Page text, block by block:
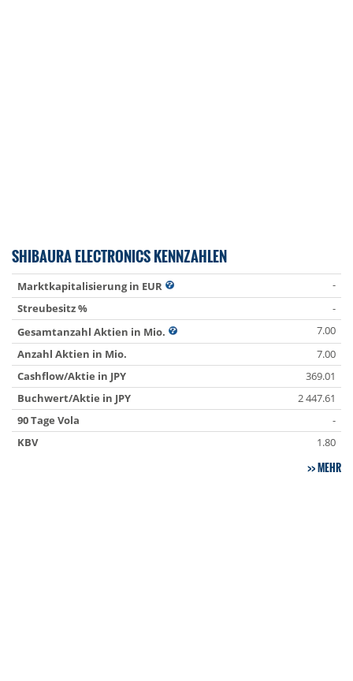
SHIBAURA ELECTRONICS KENNZAHLEN
Marktkapitalisierung in EUR
-
Streubesitz %
-
Gesamtanzahl Aktien in Mio.
7.00
Anzahl Aktien in Mio.
7.00
Cashflow/Aktie in JPY
369.01
Buchwert/Aktie in JPY
2 447.61
90 Tage Vola
-
KBV
1.80
MEHR